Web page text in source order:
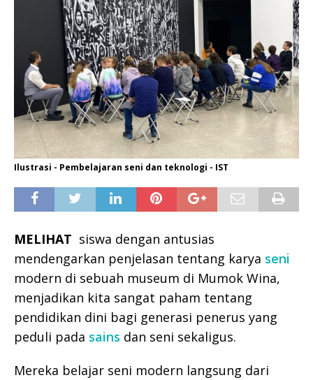
Ilustrasi - Pembelajaran seni dan teknologi - IST
MELIHAT siswa dengan antusias
mendengarkan penjelasan tentang karya seni
modern di sebuah museum di Mumok Wina,
menjadikan kita sangat paham tentang
pendidikan dini bagi generasi penerus yang
peduli pada sains dan seni sekaligus.
Mereka belajar seni modern langsung dari